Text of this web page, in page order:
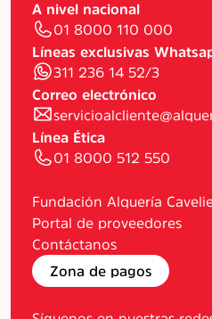
A nivel nacional
01 8000 110 000
Líneas exclusivas
311 236 14 52/3
Correo electrónico
Línea Ética
01 8000 512 550
Fundación Alquería
Portal de proveedores
Contáctanos
Zona de pagos